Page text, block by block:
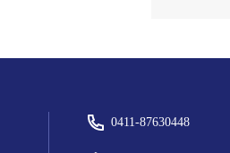
0411-87630448